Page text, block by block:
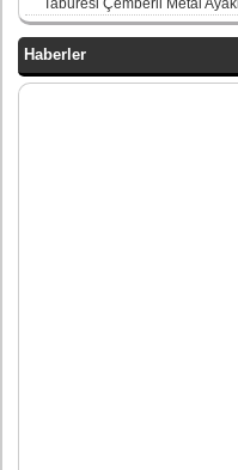
Taburesi Çemberli Metal Ayaklı
Haberler